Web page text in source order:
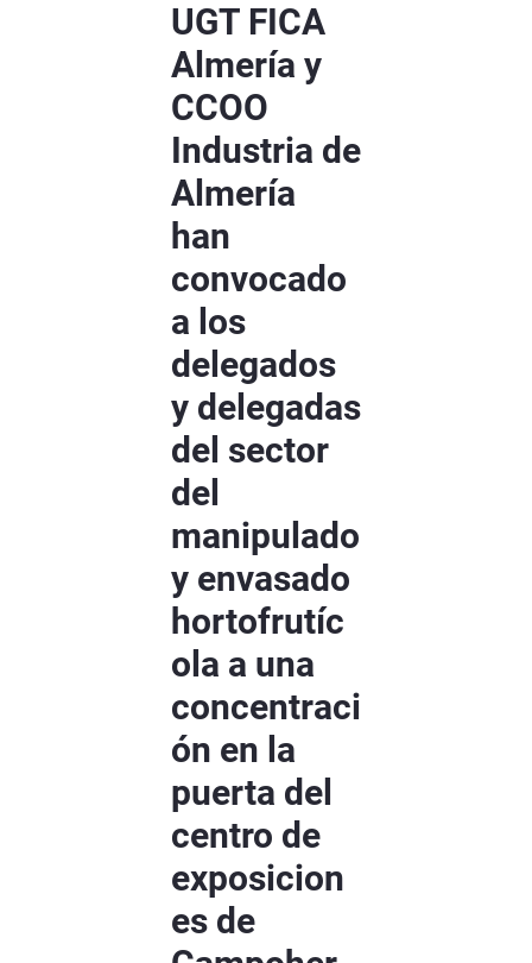
UGT FICA
Almería y
CCOO
Industria de
Almería
han
convocado
a los
delegados
y delegadas
del sector
del
manipulado
y envasado
hortofrutíc
ola a una
concentraci
ón en la
puerta del
centro de
exposicion
es de